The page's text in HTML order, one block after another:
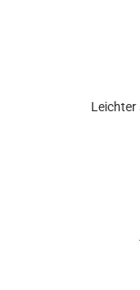
Leichter